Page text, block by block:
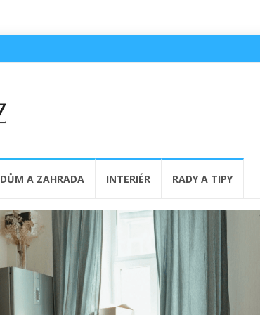
DŮM A ZAHRADA INTERIÉR RADY A TIPY